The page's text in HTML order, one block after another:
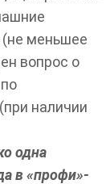
(не меньшее
вопрос о
наличии
одна
в «профи»-